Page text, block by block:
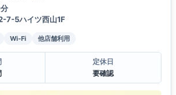
7-5ハイツ西山1F
Wi-Fi 他店舗利用
定休日
要確認